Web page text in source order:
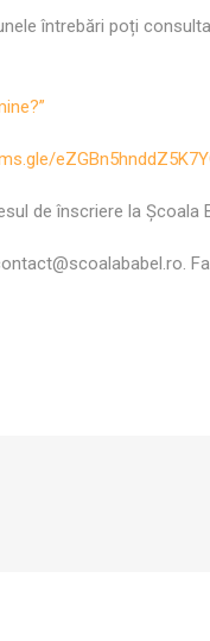
întrebări poți
de înscriere la Școala